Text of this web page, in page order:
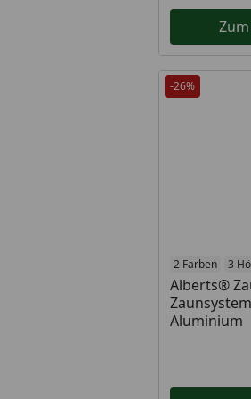
-26%
2 Farben 3
Alberts®
Aluminium